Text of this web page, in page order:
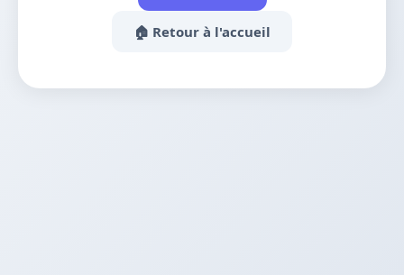
🏠 Retour à l'accueil